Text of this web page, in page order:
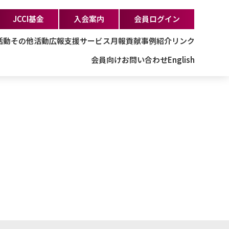
JCCI基金 入会案内 会員ログイン
動その他活動広報支援サービス月報貢献事例紹介リンク
会員向けお問い合わせEnglish